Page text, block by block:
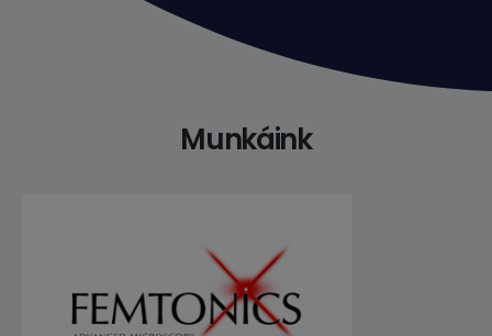
Munkáink